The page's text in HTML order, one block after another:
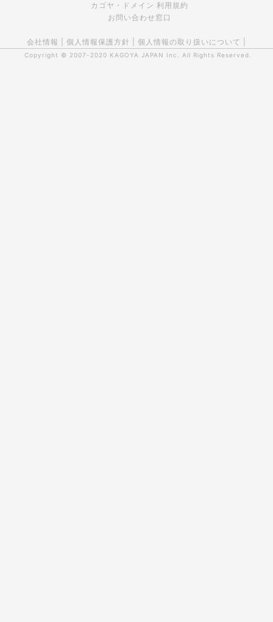
カゴヤ・ドメイン 利用規約
お問い合わせ窓口
会社情報 個人情報保護方針 個人情報の取り扱いについて
Copyright © 2007-2020 KAGOYA JAPAN Inc. All Rights Reserved.